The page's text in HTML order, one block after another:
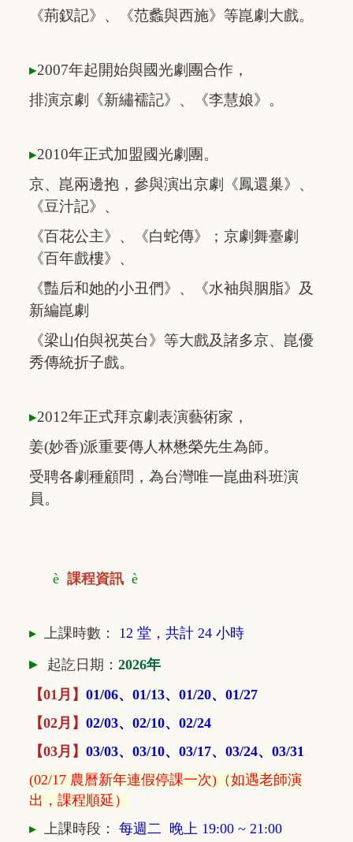
《荊釵記》 、 《范蠡與西施》 等崑劇大戲。
▸2007年起開始與國光劇團合作，
排演京劇《新繡襦記》、 《李慧娘》。
▸2010年正式加盟國光劇團。
京、崑兩邊抱，參與演出京劇《鳳還巢》、
《豆汁記》、
《百花公主》、
《白蛇傳》； 京劇舞臺劇
《百年戲樓》 、
《豔后和她的小丑們》、 《水袖與胭脂》 及
新編崑劇
《梁山伯與祝英台》 等大戲及諸多京、崑優
秀傳統折子戲。
▸2012年正式拜京劇表演藝術家，
姜(妙香)派重要傳人林懋榮先生為師。
受聘各劇種顧問， 為台灣唯一崑曲科班演
員。
è 課程資訊 è
▸ 上課時數： 12 堂，共計 24 小時
▸ 起訖日期： 2026年
【01月】 01/06、01/13、01/20、01/27
【02月】 02/03、02/10、02/24
【03月】 03/03、03/10、03/17、03/24、03/31
(02/17 農曆新年連假停課一次)（如遇老師演
出，課程順延）
▸ 上課時段： 每週二 晚上 19:00 ~ 21:00